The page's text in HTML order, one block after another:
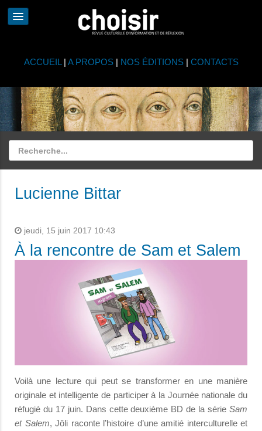
ACCUEIL | A PROPOS| NOS ÉDITIONS| CONTACTS
Lucienne Bittar
jeudi, 15 juin 2017 10:43
À la rencontre de Sam et Salem
Voilà une lecture qui peut se transformer en une manière
originale et intelligente de participer à la Journée nationale du
réfugié du 17 juin. Dans cette deuxième BD de la série Sam
et Salem, Jôli raconte l’histoire d’une amitié interculturelle et